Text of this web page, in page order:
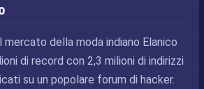
mercato della moda indiano Elanico
di record con 2,3 milioni di indirizzi
su un popolare forum di hacker.